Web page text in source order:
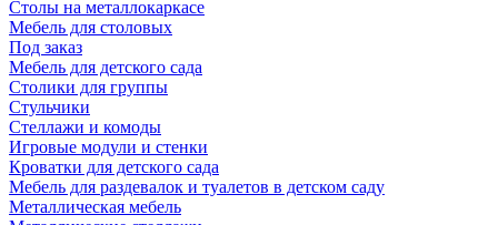
Столы на металлокаркасе
Мебель для столовых
Под заказ
Мебель для детского сада
Столики для группы
Стульчики
Стеллажи и комоды
Игровые модули и стенки
Кроватки для детского сада
Мебель для раздевалок и туалетов в детском саду
Металлическая мебель